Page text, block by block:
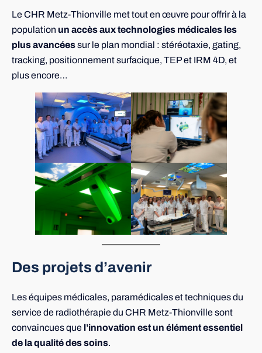
Le CHR Metz-Thionville met tout en œuvre pour offrir à la
population un accès aux technologies médicales les
plus avancéessur le plan mondial : stéréotaxie, gating,
tracking, positionnement surfacique, TEP et IRM 4D, et
plus encore…
Des projets d’avenir
Les équipes médicales, paramédicales et techniques du
service de radiothérapie du CHR Metz-Thionville sont
convaincues que l’innovation est un élément essentiel
de la qualité des soins.